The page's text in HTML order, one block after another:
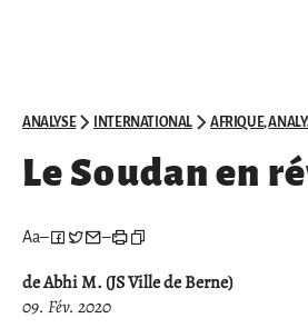
ANALYSE INTERNATIONAL AFRIQUE,
Le Soudan en
Aa– –
de Abhi M. (JS Ville de Berne)
09. Fév. 2020